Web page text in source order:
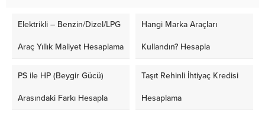
Elektrikli – Benzin/Dizel/LPG
Araç Yıllık Maliyet Hesaplama
Hangi Marka Araçları
Kullandın? Hesapla
PS ile HP (Beygir Gücü)
Arasındaki Farkı Hesapla
Taşıt Rehinli İhtiyaç Kredisi
Hesaplama